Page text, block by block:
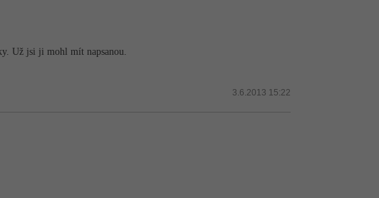
Už jsi ji mohl mít napsanou.
3.6.2013 15:22